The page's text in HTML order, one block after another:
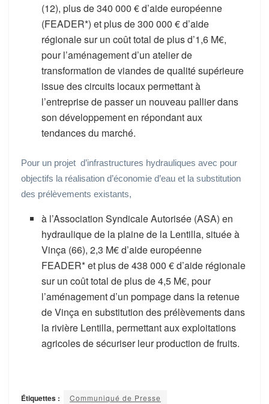
(12), plus de 340 000 € d’aide européenne
(FEADER*) et plus de 300 000 € d’aide
régionale sur un coût total de plus d’1,6 M€,
pour l’aménagement d’un atelier de
transformation de viandes de qualité supérieure
issue des circuits locaux permettant à
l’entreprise de passer un nouveau pallier dans
son développement en répondant aux
tendances du marché.
Pour un projet d’infrastructures hydrauliques avec pour
objectifs la réalisation d’économie d’eau et la substitution
des prélèvements existants,
à l’Association Syndicale Autorisée (ASA) en
hydraulique de la plaine de la Lentilla, située à
Vinça (66), 2,3 M€ d’aide européenne
FEADER* et plus de 438 000 € d’aide régionale
sur un coût total de plus de 4,5 M€, pour
l’aménagement d’un pompage dans la retenue
de Vinça en substitution des prélèvements dans
la rivière Lentilla, permettant aux exploitations
agricoles de sécuriser leur production de fruits.
Étiquettes : Communiqué de Presse